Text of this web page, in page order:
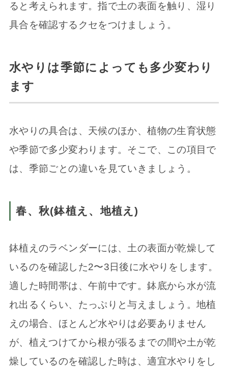
ると考えられます。指で土の表面を触り、湿り
具合を確認するクセをつけましょう。
水やりは季節によっても多少変わり
ます
水やりの具合は、天候のほか、植物の生育状態
や季節で多少変わります。そこで、この項目で
は、季節ごとの違いを見ていきましょう。
春、秋(鉢植え、地植え)
鉢植えのラベンダーには、土の表面が乾燥して
いるのを確認した2〜3日後に水やりをします。
適した時間帯は、午前中です。鉢底から水が流
れ出るくらい、たっぷりと与えましょう。地植
えの場合、ほとんど水やりは必要ありません
が、植えつけてから根が張るまでの間や土が乾
燥しているのを確認した時は、適宜水やりをし